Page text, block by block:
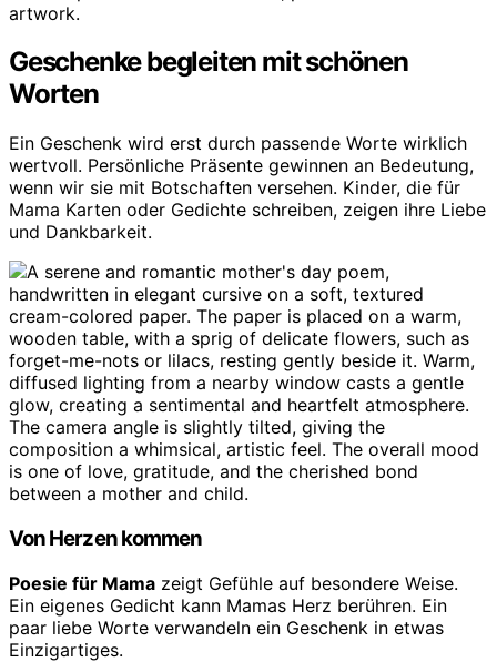
Geschenke begleiten mit schönen
Worten
Ein Geschenk wird erst durch passende Worte wirklich
wertvoll. Persönliche Präsente gewinnen an Bedeutung,
wenn wir sie mit Botschaften versehen. Kinder, die für
Mama Karten oder Gedichte schreiben, zeigen ihre Liebe
und Dankbarkeit.
Von Herzen kommen
Poesie für Mama zeigt Gefühle auf besondere Weise.
Ein eigenes Gedicht kann Mamas Herz berühren. Ein
paar liebe Worte verwandeln ein Geschenk in etwas
Einzigartiges.